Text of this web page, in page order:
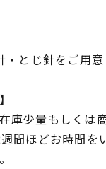
とじ針をご用意
少量もしくは
間ほどお時間を